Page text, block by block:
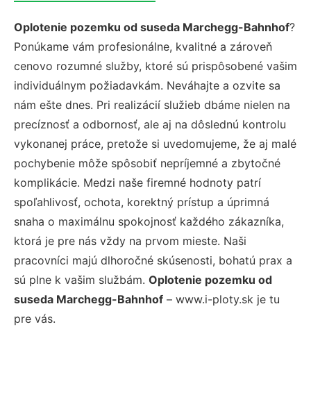
Oplotenie pozemku od suseda Marchegg-Bahnhof?
Ponúkame vám profesionálne, kvalitné a zároveň
cenovo rozumné služby, ktoré sú prispôsobené vašim
individuálnym požiadavkám. Neváhajte a ozvite sa
nám ešte dnes. Pri realizácií služieb dbáme nielen na
precíznosť a odbornosť, ale aj na dôslednú kontrolu
vykonanej práce, pretože si uvedomujeme, že aj malé
pochybenie môže spôsobiť nepríjemné a zbytočné
komplikácie. Medzi naše firemné hodnoty patrí
spoľahlivosť, ochota, korektný prístup a úprimná
snaha o maximálnu spokojnosť každého zákazníka,
ktorá je pre nás vždy na prvom mieste. Naši
pracovníci majú dlhoročné skúsenosti, bohatú prax a
sú plne k vašim službám. Oplotenie pozemku od
suseda Marchegg-Bahnhof – www.i-ploty.sk je tu
pre vás.